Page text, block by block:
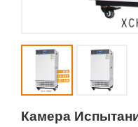
Камера